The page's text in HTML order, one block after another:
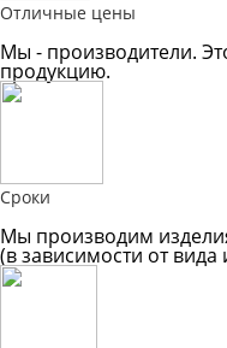
Отличные цены
Мы - производители.
продукцию.
Сроки
Мы производим
(в зависимости от вида